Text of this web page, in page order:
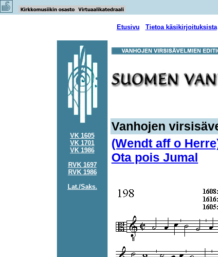
Etusivu Tietoa käsikirjoituksista
VK 1605
VK 1701
VK 1986
RVK 1697
RVK 1986
Lat./Saks.
Vanhojen
(Wendt aff o
Ota pois Jumal